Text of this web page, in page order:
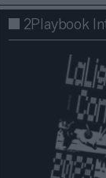
2Playbook